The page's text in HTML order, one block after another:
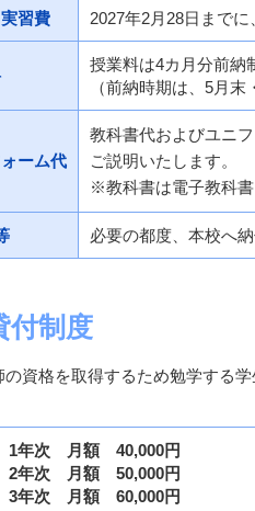
習費 2027年2月28日まで
授業料は4カ月分前納
（前納時期は、5月末
ーム代
教科書代およびユニ
ご説明いたします。
※教科書は電子教科書
必要の都度、本校へ
付制度
資格を取得するため勉学する
1年次 月額 40,000円
2年次 月額 50,000円
3年次 月額 60,000円